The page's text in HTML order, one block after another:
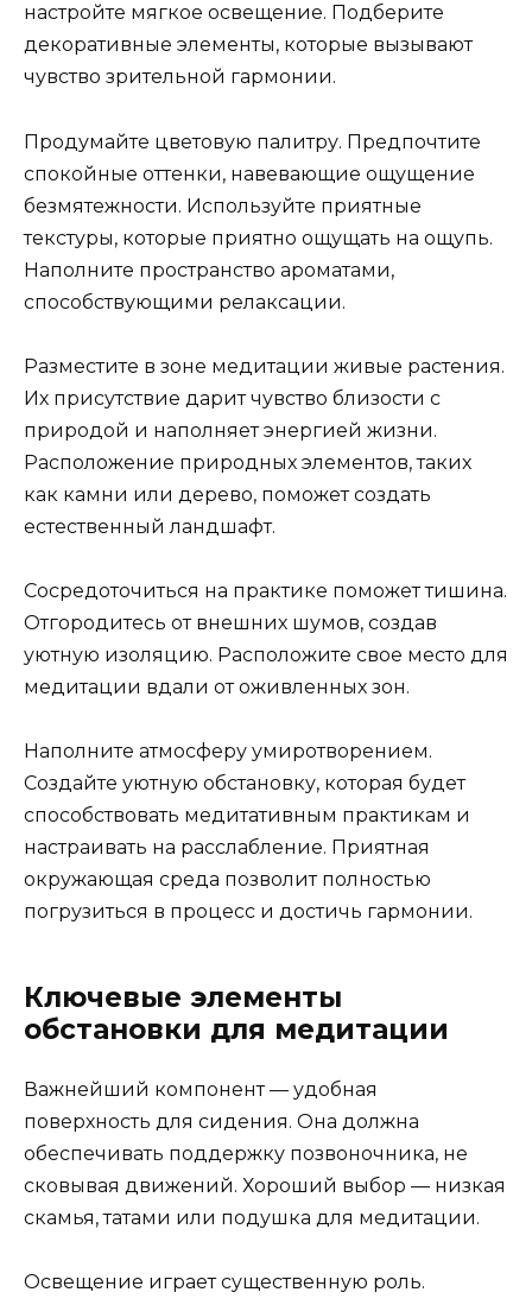
настройте мягкое освещение. Подберите
декоративные элементы, которые вызывают
чувство зрительной гармонии.
Продумайте цветовую палитру. Предпочтите
спокойные оттенки, навевающие ощущение
безмятежности. Используйте приятные
текстуры, которые приятно ощущать на ощупь.
Наполните пространство ароматами,
способствующими релаксации.
Разместите в зоне медитации живые растения.
Их присутствие дарит чувство близости с
природой и наполняет энергией жизни.
Расположение природных элементов, таких
как камни или дерево, поможет создать
естественный ландшафт.
Сосредоточиться на практике поможет тишина.
Отгородитесь от внешних шумов, создав
уютную изоляцию. Расположите свое место для
медитации вдали от оживленных зон.
Наполните атмосферу умиротворением.
Создайте уютную обстановку, которая будет
способствовать медитативным практикам и
настраивать на расслабление. Приятная
окружающая среда позволит полностью
погрузиться в процесс и достичь гармонии.
Ключевые элементы
обстановки для медитации
Важнейший компонент — удобная
поверхность для сидения. Она должна
обеспечивать поддержку позвоночника, не
сковывая движений. Хороший выбор — низкая
скамья, татами или подушка для медитации.
Освещение играет существенную роль.